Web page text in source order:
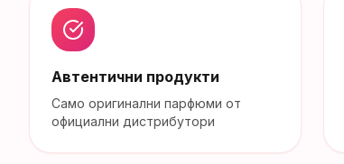
Автентични продукти
Само оригинални парфюми от
официални дистрибутори